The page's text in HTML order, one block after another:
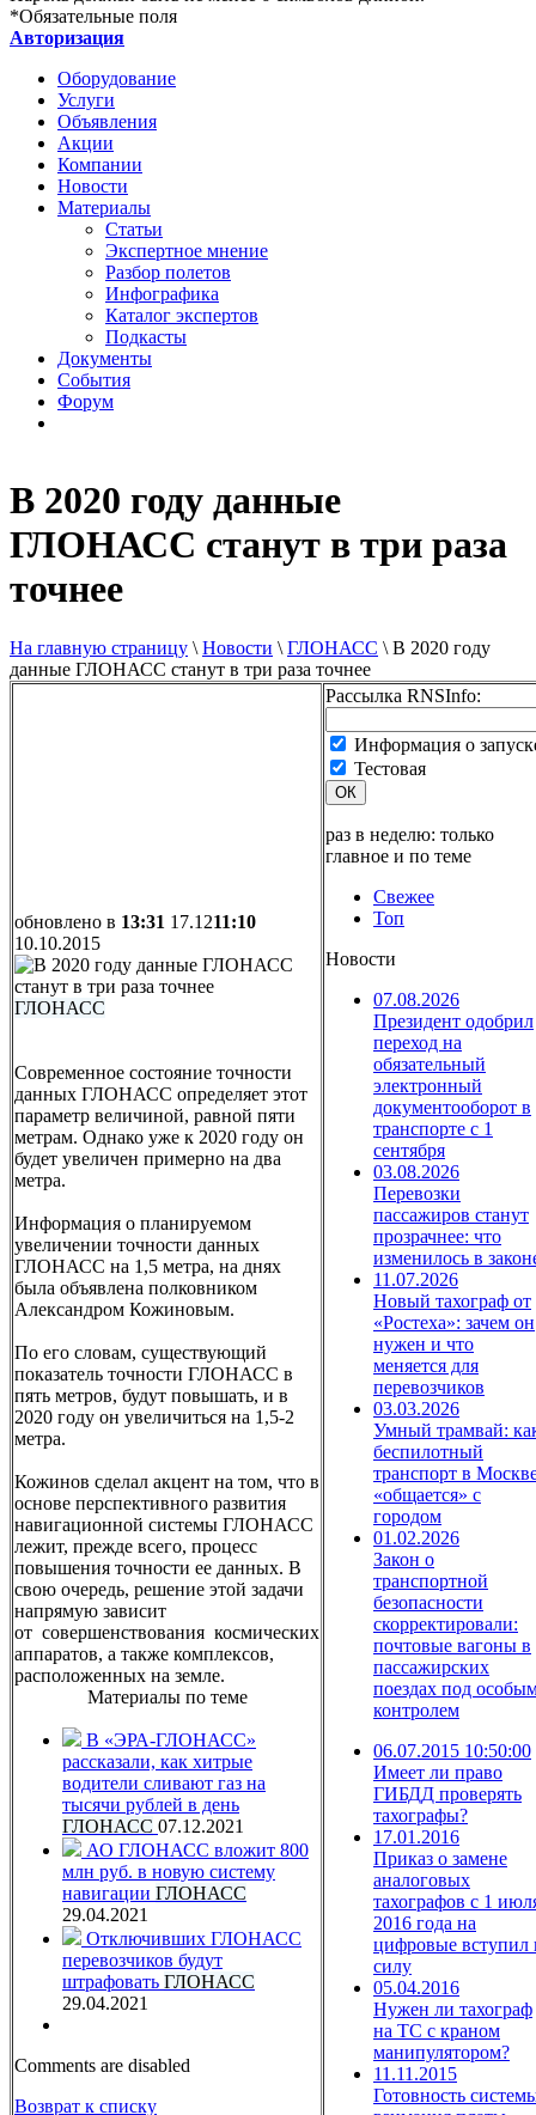
В 2020 году данные
ГЛОНАСС станут в три раза
точнее
На главную страницу \ Новости \ ГЛОНАСС \ В 2020 году
данные ГЛОНАСС станут в три раза точнее
обновлено в 13:31 17.1211:10
10.10.2015
ГЛОНАСС
Современное состояние точности
данных ГЛОНАСС определяет этот
параметр величиной, равной пяти
метрам. Однако уже к 2020 году он
будет увеличен примерно на два
метра.
Информация о планируемом
увеличении точности данных
ГЛОНАСС на 1,5 метра, на днях
была объявлена полковником
Александром Кожиновым.
По его словам, существующий
показатель точности ГЛОНАСС в
пять метров, будут повышать, и в
2020 году он увеличиться на 1,5-2
метра.
Кожинов сделал акцент на том, что в
основе перспективного развития
навигационной системы ГЛОНАСС
лежит, прежде всего, процесс
повышения точности ее данных. В
свою очередь, решение этой задачи
напрямую зависит
от совершенствования космических
аппаратов, а также комплексов,
расположенных на земле.
Материалы по теме
В «ЭРА-ГЛОНАСС»
рассказали, как хитрые
водители сливают газ на
тысячи рублей в день
ГЛОНАСС 07.12.2021
АО ГЛОНАСС вложит 800
млн руб. в новую систему
навигации ГЛОНАСС
29.04.2021
Отключивших ГЛОНАСС
перевозчиков будут
штрафовать ГЛОНАСС
29.04.2021
Comments are disabled
Возврат к списку
Рассылка RNSInfo:
Информация о
Тестовая
ОК
раз в неделю: только
главное и по теме
Свежее
Топ
Новости
07.08.2026
Президент одобрил
переход на
обязательный
электронный
документооборот в
транспорте с 1
сентября
03.08.2026
Перевозки
пассажиров станут
прозрачнее: что
изменилось в
11.07.2026
Новый тахограф от
«Ростеха»: зачем он
нужен и что
меняется для
перевозчиков
03.03.2026
Умный трамвай:
беспилотный
транспорт в
«общается» с
городом
01.02.2026
Закон о
транспортной
безопасности
скорректировали:
почтовые вагоны в
пассажирских
поездах под
контролем
06.07.2015 10:50:00
Имеет ли право
ГИБДД проверять
тахографы?
17.01.2016
Приказ о замене
аналоговых
тахографов с 1
2016 года на
цифровые вступил
силу
05.04.2016
Нужен ли тахограф
на ТС с краном
манипулятором?
11.11.2015
Готовность
*Обязательные поля
Авторизация
Оборудование
Услуги
Объявления
Акции
Компании
Новости
Материалы
Статьи
Экспертное мнение
Разбор полетов
Инфографика
Каталог экспертов
Подкасты
Документы
События
Форум